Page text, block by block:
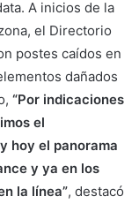
A inicios de la
el Directorio
postes caídos en
dañados
“Por indicaciones
el
hoy el panorama
y ya en los
la línea”, destacó